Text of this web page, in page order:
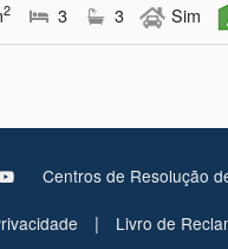
2 3 3 Sim
Centros de Resolução
| Livro de